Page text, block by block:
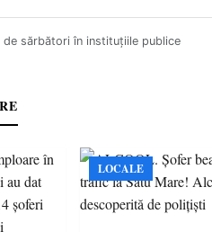
de sărbători în instituțiile publice
LOCALE